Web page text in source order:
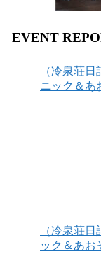
EVENT
（冷泉荘
ニック＆あ
（冷泉荘
ック＆あお